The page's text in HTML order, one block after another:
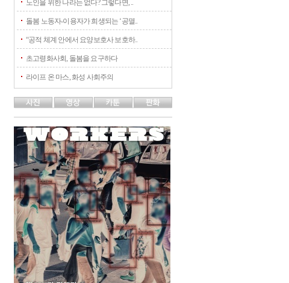
노인을 위한 나라는 없다? 그렇다면, ..
돌봄 노동자-이용자가 희생되는 ‘공멸..
“공적 체계 안에서 요양보호사 보호하..
초고령화사회, 돌봄을 요구하다
라이프 온 마스, 화성 사회주의